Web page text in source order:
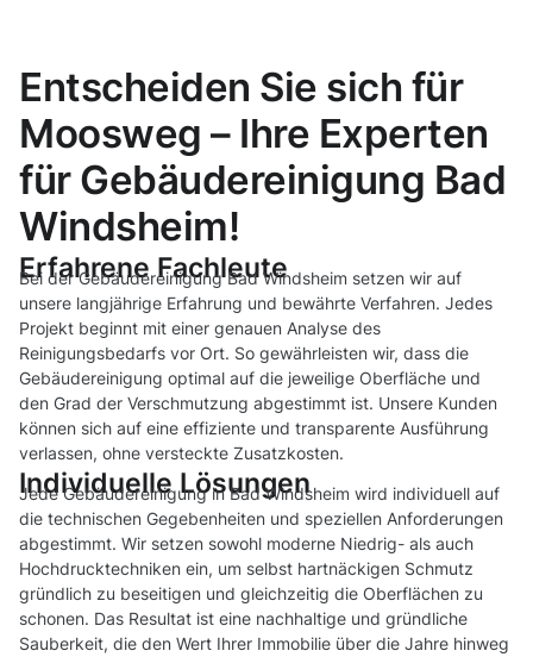
Entscheiden Sie sich für
Moosweg – Ihre Experten
für Gebäudereinigung Bad
Windsheim!
Erfahrene Fachleute
Bei der Gebäudereinigung Bad Windsheim setzen wir auf
unsere langjährige Erfahrung und bewährte Verfahren. Jedes
Projekt beginnt mit einer genauen Analyse des
Reinigungsbedarfs vor Ort. So gewährleisten wir, dass die
Gebäudereinigung optimal auf die jeweilige Oberfläche und
den Grad der Verschmutzung abgestimmt ist. Unsere Kunden
können sich auf eine effiziente und transparente Ausführung
verlassen, ohne versteckte Zusatzkosten.
Individuelle Lösungen
Jede Gebäudereinigung in Bad Windsheim wird individuell auf
die technischen Gegebenheiten und speziellen Anforderungen
abgestimmt. Wir setzen sowohl moderne Niedrig- als auch
Hochdrucktechniken ein, um selbst hartnäckigen Schmutz
gründlich zu beseitigen und gleichzeitig die Oberflächen zu
schonen. Das Resultat ist eine nachhaltige und gründliche
Sauberkeit, die den Wert Ihrer Immobilie über die Jahre hinweg